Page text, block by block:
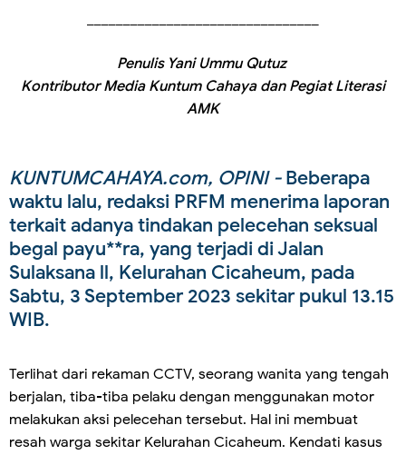
Penulis Yani Ummu Qutuz
Kontributor Media Kuntum Cahaya dan Pegiat Literasi
AMK
KUNTUMCAHAYA.com, OPINI -Beberapa
waktu lalu, redaksi PRFM menerima laporan
terkait adanya tindakan pelecehan seksual
begal payu**ra, yang terjadi di Jalan
Sulaksana ll, Kelurahan Cicaheum, pada
Sabtu, 3 September 2023 sekitar pukul 13.15
WIB.
Terlihat dari rekaman CCTV, seorang wanita yang tengah
berjalan, tiba-tiba pelaku dengan menggunakan motor
melakukan aksi pelecehan tersebut. Hal ini membuat
resah warga sekitar Kelurahan Cicaheum. Kendati kasus